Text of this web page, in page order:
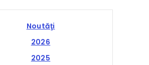
2025
2026
Noutăţi